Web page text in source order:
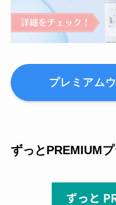
プレミアム
ずっとPREMIUM